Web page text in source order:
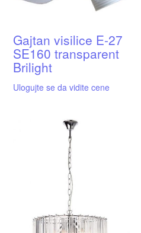
Gajtan visilice E-27
SE160 transparent
Brilight
Ulogujte se da vidite cene